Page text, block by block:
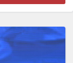
құлап